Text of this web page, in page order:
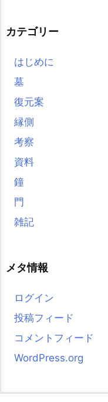
カテゴリー
はじめに
墓
復元案
縁側
考察
資料
鐘
門
雑記
メタ情報
ログイン
投稿フィード
コメントフィード
WordPress.org